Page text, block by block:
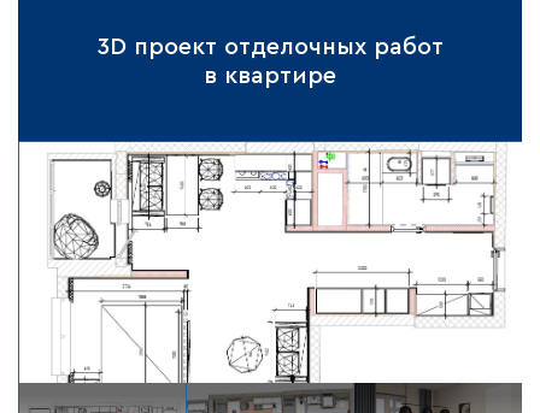
3D проект отделочных работ
в квартире